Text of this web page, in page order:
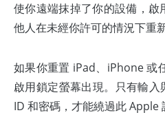
使你遠端抹掉了你的設備，
他人在未經你許可的情況下重
如果你重置 iPad、iPhone 或
啟用鎖定螢幕出現。只有輸
ID 和密碼，才能繞過此 Apple